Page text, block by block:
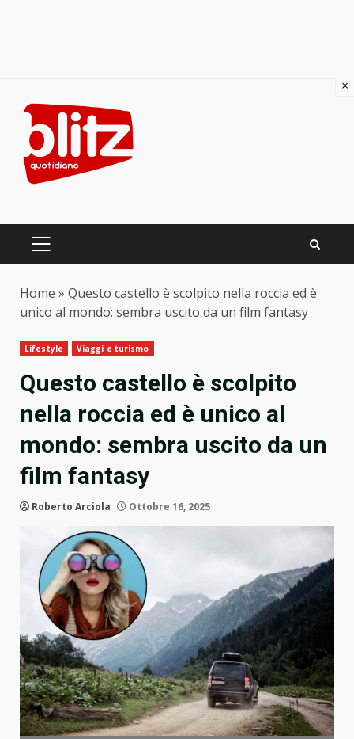
content
PRIMARY
Home » Questo castello è scolpito nella roccia ed è
unico al mondo: sembra uscito da un film fantasy
Lifestyle Viaggi e turismo
Questo castello è scolpito
nella roccia ed è unico al
mondo: sembra uscito da un
film fantasy
Roberto Arciola Ottobre 16, 2025
×